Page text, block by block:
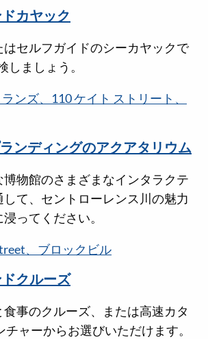
カヤック
はセルフガイドのシーカヤックで
しましょう。
ンズ、110 ケイト ストリート、
ンディングのアクアタリウム
博物館のさまざまなインタラクテ
して、セントローレンス川の魅力
ってください。
、ブロックビル
クルーズ
事のクルーズ、または高速カタ
チャーからお選びいただけます。